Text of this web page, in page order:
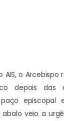
o Arcebispo
depois das
episcopal
veio a